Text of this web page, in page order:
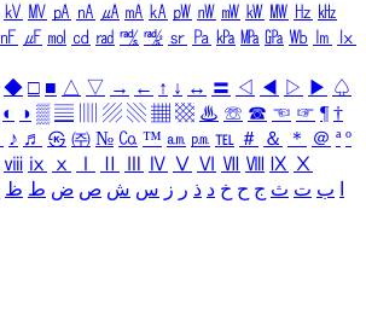
㎸ ㎹ ㎀ ㎁ ㎂ ㎃ ㎄ ㎺ ㎻ ㎽ ㎾ ㎿ ㎐ ㎑
㎋ ㎌ ㏖ ㏅ ㎭ ㎮ ㎯ ㏛ ㎩ ㎪ ㎫ ㎬ ㏝ ㏐
㏓
◆ □ ■ △ ▽ → ← ↑ ↓ ↔ 〓 ◁ ◀ ▷ ▶ ♤
◐ ◑ ▒ ▤ ▨ ▧ ▦ ▩ ♨ ☏ ☎ ☜ ☞ ¶ †
♪ ♬ ㉿ ㈜ № ㏇ ™ ㏂ ㏘ ℡ ＃ ＆ ＊ ＠ ª º
ⅷ ⅸ ⅹ Ⅳ Ⅴ Ⅵ Ⅶ Ⅷ Ⅸ Ⅹ
ب ت ث ج ح خ د ذ ر ز س ش ص ض ط ظ